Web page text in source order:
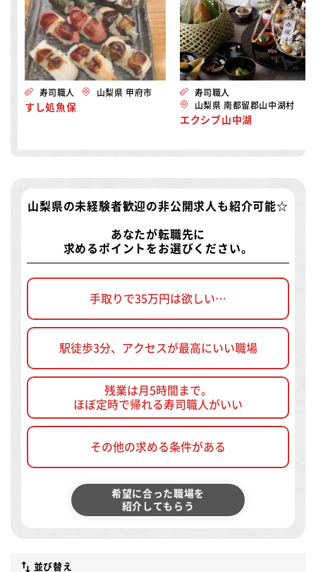
寿司職人 山梨県 甲府市
すし処魚保
寿司職人
山梨県 南都留郡山中湖村
エクシブ山中湖
山梨県の未経験者歓迎の非公開求人 も紹介可能☆
あなたが転職先に
求めるポイントをお選びください。
手取りで35万円は欲しい…
駅徒歩3分、アクセスが最高にいい職場
残業は月5時間まで。
ほぼ定時で帰れる寿司職人がいい
その他の求める条件がある
希望に合った職場を
紹介してもらう
並び替え